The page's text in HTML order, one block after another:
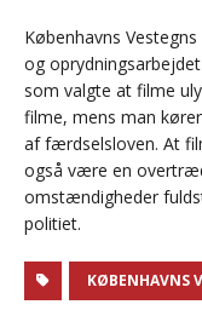
Københavns
og
som valgte at filme
filme, mens man
af færdselsloven. At
også være en
omstændigheder
politiet.
KØBENHAVNS